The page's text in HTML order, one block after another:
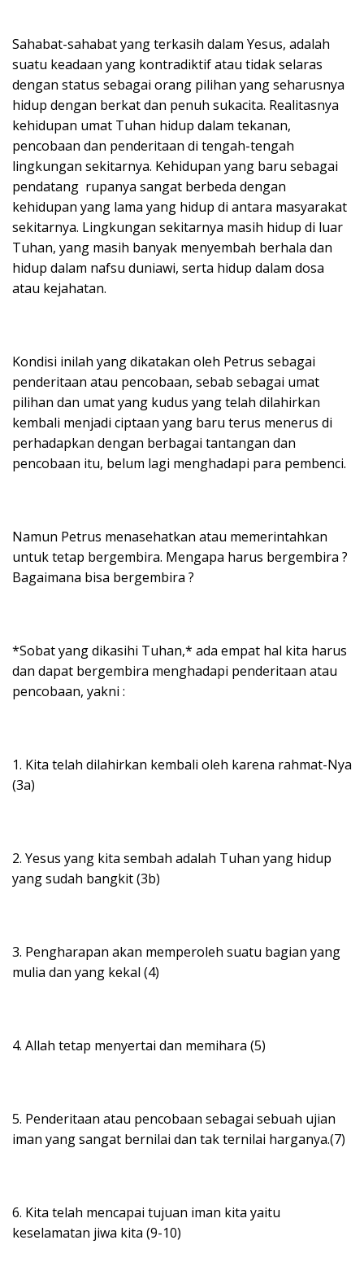
Sahabat-sahabat yang terkasih dalam Yesus, adalah
suatu keadaan yang kontradiktif atau tidak selaras
dengan status sebagai orang pilihan yang seharusnya
hidup dengan berkat dan penuh sukacita. Realitasnya
kehidupan umat Tuhan hidup dalam tekanan,
pencobaan dan penderitaan di tengah-tengah
lingkungan sekitarnya. Kehidupan yang baru sebagai
pendatang rupanya sangat berbeda dengan
kehidupan yang lama yang hidup di antara masyarakat
sekitarnya. Lingkungan sekitarnya masih hidup di luar
Tuhan, yang masih banyak menyembah berhala dan
hidup dalam nafsu duniawi, serta hidup dalam dosa
atau kejahatan.
Kondisi inilah yang dikatakan oleh Petrus sebagai
penderitaan atau pencobaan, sebab sebagai umat
pilihan dan umat yang kudus yang telah dilahirkan
kembali menjadi ciptaan yang baru terus menerus di
perhadapkan dengan berbagai tantangan dan
pencobaan itu, belum lagi menghadapi para pembenci.
Namun Petrus menasehatkan atau memerintahkan
untuk tetap bergembira. Mengapa harus bergembira ?
Bagaimana bisa bergembira ?
*Sobat yang dikasihi Tuhan,* ada empat hal kita harus
dan dapat bergembira menghadapi penderitaan atau
pencobaan, yakni :
1. Kita telah dilahirkan kembali oleh karena rahmat-Nya
(3a)
2. Yesus yang kita sembah adalah Tuhan yang hidup
yang sudah bangkit (3b)
3. Pengharapan akan memperoleh suatu bagian yang
mulia dan yang kekal (4)
4. Allah tetap menyertai dan memihara (5)
5. Penderitaan atau pencobaan sebagai sebuah ujian
iman yang sangat bernilai dan tak ternilai harganya.(7)
6. Kita telah mencapai tujuan iman kita yaitu
keselamatan jiwa kita (9-10)